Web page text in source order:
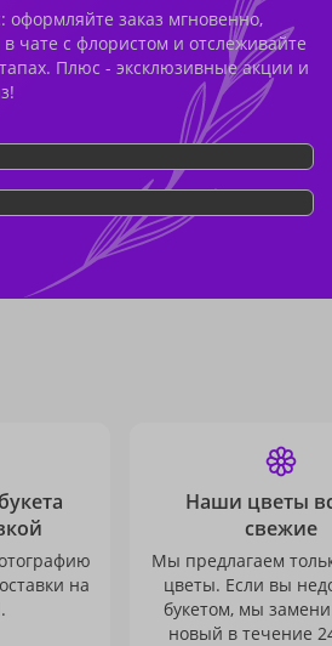
заказ мгновенно,
чате с флористом и отслеживайте
Плюс - эксклюзивные акции и
на
Наши цветы
свежие
Мы предлагаем
цветы. Если вы
букетом, мы
новый в течение